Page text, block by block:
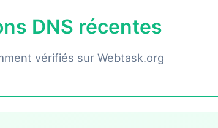
DNS récentes
vérifiés sur Webtask.org